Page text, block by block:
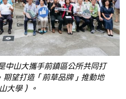
山大攜手前鎮區公所共同打
望打造「前草品牌」推動地
大學）。